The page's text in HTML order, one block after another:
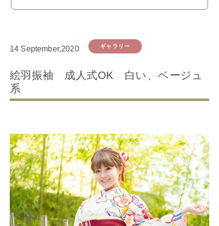
14 September,2020 ギャラリー
絵羽振袖 成人式OK 白い、ベージュ
系